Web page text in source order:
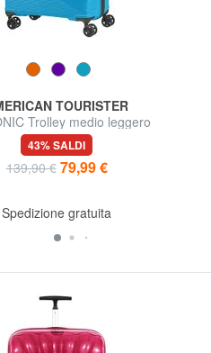
TOURISTER
Trolley medio leggero
43% SALDI
139,90 € 79,99 €
Spedizione gratuita